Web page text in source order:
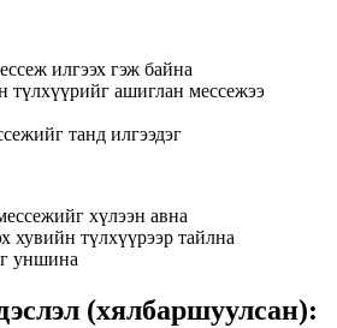
илгээх гэж байна
түлхүүрийг ашиглан мессежээ
танд илгээдэг
хүлээн авна
хувийн түлхүүрээр тайлна
уншина
(хялбаршуулсан):